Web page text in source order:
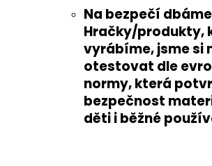
Na bezpečí
Hračky/produkty,
vyrábíme, jsme si
otestovat dle
normy, která
bezpečnost
děti i běžné